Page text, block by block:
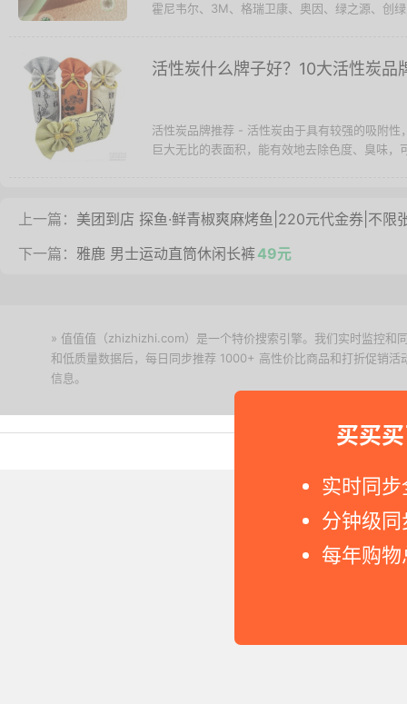
买买
实时同
分钟级
每年购
霍尼韦尔、3M、格瑞卫康、奥因、绿之源、创
活性炭什么牌子好？10大活性炭品
活性炭品牌推荐 - 活性炭由于具有较强的吸附
巨大无比的表面积，能有效地去除色度、臭味
上一篇： 美团到店 探鱼·鲜青椒爽麻烤鱼|220元代金券|不限
下一篇： 雅鹿 男士运动直筒休闲长裤49元
» 值值值（zhizhizhi.com）是一个特价搜索引擎。我们实时监控和
和低质量数据后，每日同步推荐 1000+ 高性价比商品和打折促销
信息。